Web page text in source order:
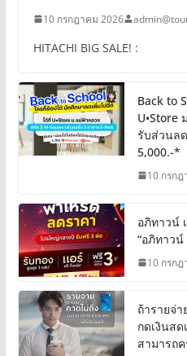
10 กรกฎาคม 2026
HITACHI BIG SALE! :
Back to
U•Store
รับส่วนล
5,000.-*
10 กรก
อภิทาวน์
“อภิทาวน์
10 กรก
ถ้ารายจ่
กดเงินส
สามารถ